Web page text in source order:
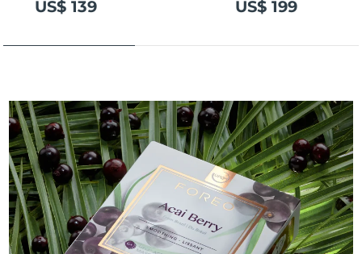
US$ 139 US$ 199